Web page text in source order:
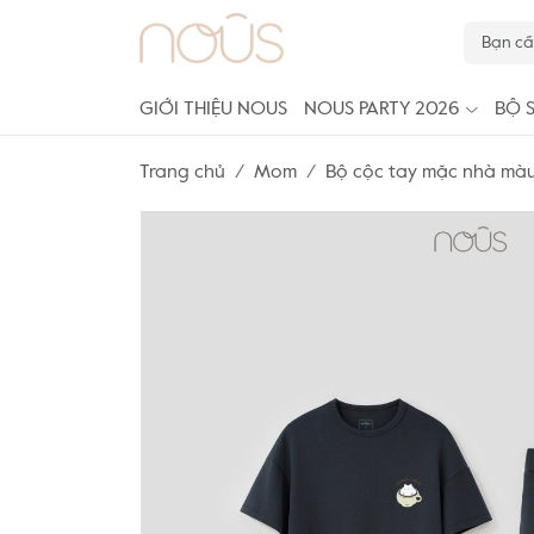
GIỚI THIỆU NOUS NOUS PARTY 2026 BỘ
Trang chủ Mom Bộ cộc tay mặc nhà